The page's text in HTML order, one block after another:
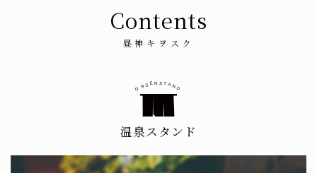
Contents
昼神キヲスク
ONSEN S TAND
温泉スタンド